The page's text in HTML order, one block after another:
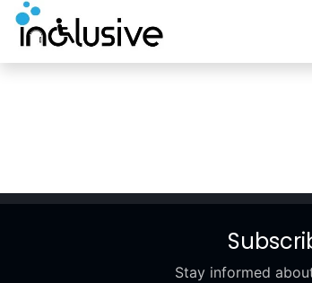
Przejdź do treści
Stay informed